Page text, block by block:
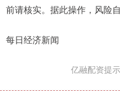
前请核实。据此操作，风险自
每日经济新闻
亿融配资提